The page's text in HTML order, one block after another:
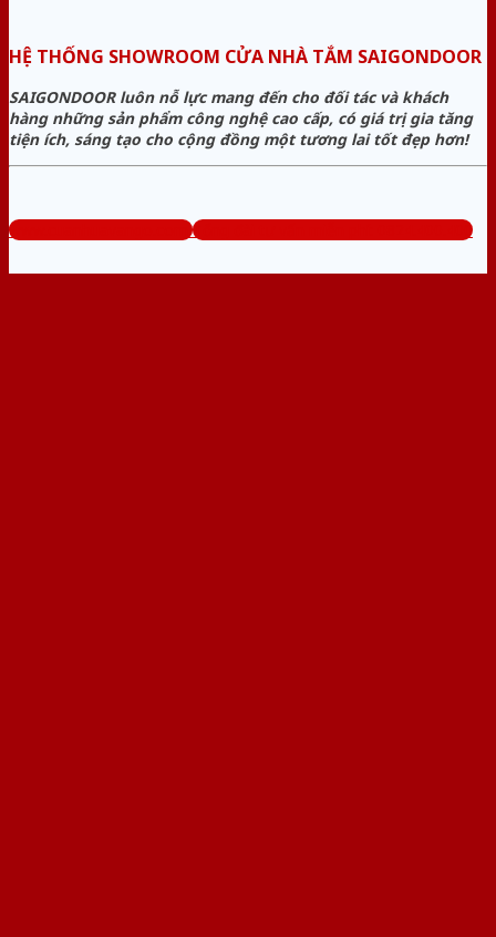
HỆ THỐNG SHOWROOM CỬA NHÀ TẮM SAIGONDOOR
SAIGONDOOR luôn nỗ lực mang đến cho đối tác và khách
hàng những sản phẩm công nghệ cao cấp, có giá trị gia tăng
tiện ích, sáng tạo cho cộng đồng một tương lai tốt đẹp hơn!
www.cuanhuavango.com Tổng đài tư vấn miễn phí: 0824.400.400